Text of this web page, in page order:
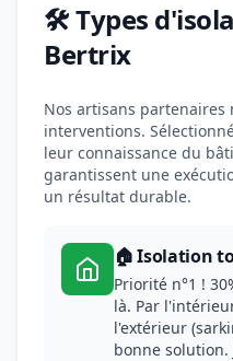
🛠️ Types
Bertrix
Nos artisans partenaires
interventions.
leur connaissance du
garantissent une
un résultat durable.
🏠 Isolation
Priorité n°1 !
là. Par
l'extérieur
bonne solution.